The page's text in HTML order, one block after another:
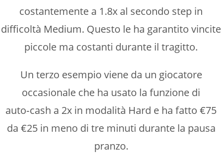
costantemente a 1.8x al secondo step in
difficoltà Medium. Questo le ha garantito vincite
piccole ma costanti durante il tragitto.
Un terzo esempio viene da un giocatore
occasionale che ha usato la funzione di
auto‑cash a 2x in modalità Hard e ha fatto €75
da €25 in meno di tre minuti durante la pausa
pranzo.